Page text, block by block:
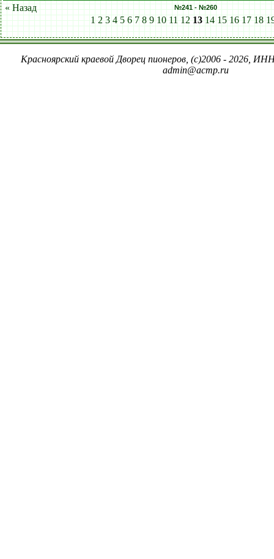
« Назад
№241 - №260
1 2 3 4 5 6 7 8 9 10 11 12 13 14 15 16 17 18
Красноярский краевой Дворец пионеров, (c)2006 - 2026,
admin@acmp.ru